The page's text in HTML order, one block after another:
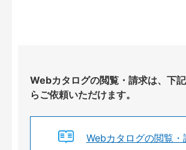
Webカタログの閲覧・請求は、下
らご依頼いただけます。
Webカタログの閲覧・